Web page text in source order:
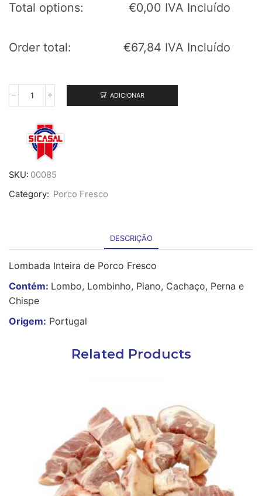
Total options: €0,00 IVA Incluído
Order total: €67,84 IVA Incluído
Quantidade
Lombada
de
Porco
Inteira
20Kg
ADICIONAR
SKU: 00085
Category: Porco Fresco
DESCRIÇÃO
Lombada Inteira de Porco Fresco
Contém: Lombo, Lombinho, Piano, Cachaço, Perna e
Chispe
Origem: Portugal
Related Products